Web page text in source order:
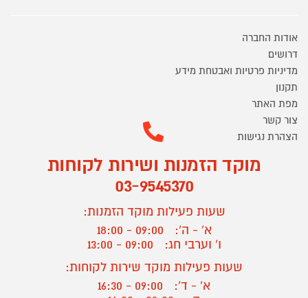
אודות החברה
דרושים
מדיניות פרטיות ואבטחת מידע
תקנון
מפת האתר
צור קשר
הצהרת נגישות
מוקד הזמנות ושירות לקוחות
03-9545370
שעות פעילות מוקד הזמנות:
א' - ה':
09:00 - 18:00
ו' וערבי חג:
09:00 - 13:00
שעות פעילות מוקד שירות לקוחות:
א' - ד':
09:00 - 16:30